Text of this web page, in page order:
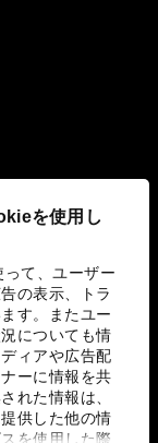
を使用し
て、ユーザー
の表示、トラ
す。またユー
についても情
ィアや広告配
ーに情報を共
れた情報は、
供した他の情
を使用した際